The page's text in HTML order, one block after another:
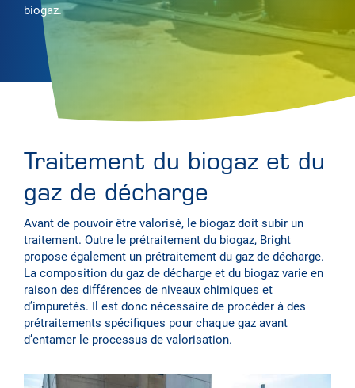
biogaz.
Traitement du biogaz et du
gaz de décharge
Avant de pouvoir être valorisé, le biogaz doit subir un
traitement. Outre le prétraitement du biogaz, Bright
propose également un prétraitement du gaz de décharge.
La composition du gaz de décharge et du biogaz varie en
raison des différences de niveaux chimiques et
d’impuretés. Il est donc nécessaire de procéder à des
prétraitements spécifiques pour chaque gaz avant
d’entamer le processus de valorisation.